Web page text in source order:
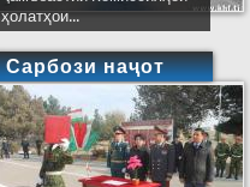
ҳолатҳои...
Сарбози наҷот